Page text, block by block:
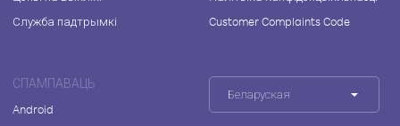
Служба падтрымкі
Customer Complaints Code
СПАМПАВАЦЬ
Android
Беларуская